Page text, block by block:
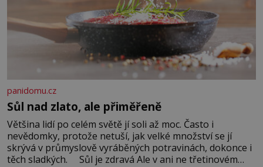
panidomu.cz
Sůl nad zlato, ale přiměřeně
Většina lidí po celém světě jí soli až moc. Často i
nevědomky, protože netuší, jak velké množství se jí
skrývá v průmyslově vyráběných potravinách, dokonce i
těch sladkých. Sůl je zdravá Ale v ani ne třetinovém